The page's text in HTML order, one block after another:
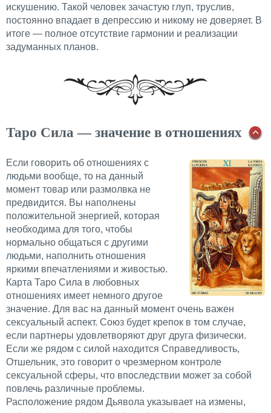
искушению. Такой человек зачастую глуп, труслив,
постоянно впадает в депрессию и никому не доверяет. В
итоге — полное отсутствие гармонии и реализации
задуманных планов.
Таро Сила — значение в отношениях
Если говорить об отношениях с
людьми вообще, то на данный
момент товар или размолвка не
предвидится. Вы наполнены
положительной энергией, которая
необходима для того, чтобы
нормально общаться с другими
людьми, наполнить отношения
яркими впечатлениями и живостью.
Карта Таро Сила в любовных
отношениях имеет немного другое
значение. Для вас на данный момент очень важен
сексуальный аспект. Союз будет крепок в том случае,
если партнеры удовлетворяют друг друга физически.
Если же рядом с силой находится Справедливость,
Отшельник, это говорит о чрезмерном контроле
сексуальной сферы, что впоследствии может за собой
повлечь различные проблемы.
Расположение рядом Дьявола указывает на измены,